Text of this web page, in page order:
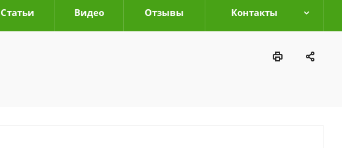
Cтатьи Видео Отзывы Контакты